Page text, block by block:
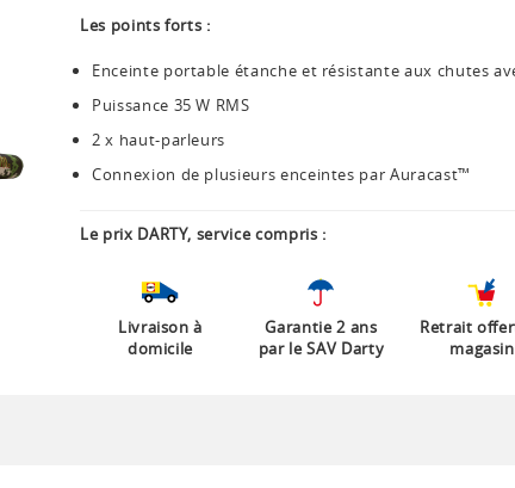
Les points forts :
Enceinte portable étanche et résistante aux chutes
Puissance 35 W RMS
2 x haut-parleurs
Connexion de plusieurs enceintes par Auracast™
Le prix DARTY, service compris :
Livraison à
domicile
Garantie 2 ans
par le SAV Darty
Retrait
magasin